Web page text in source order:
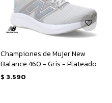
Championes de Mujer New
Balance 460 - Gris - Plateado
$ 3.590